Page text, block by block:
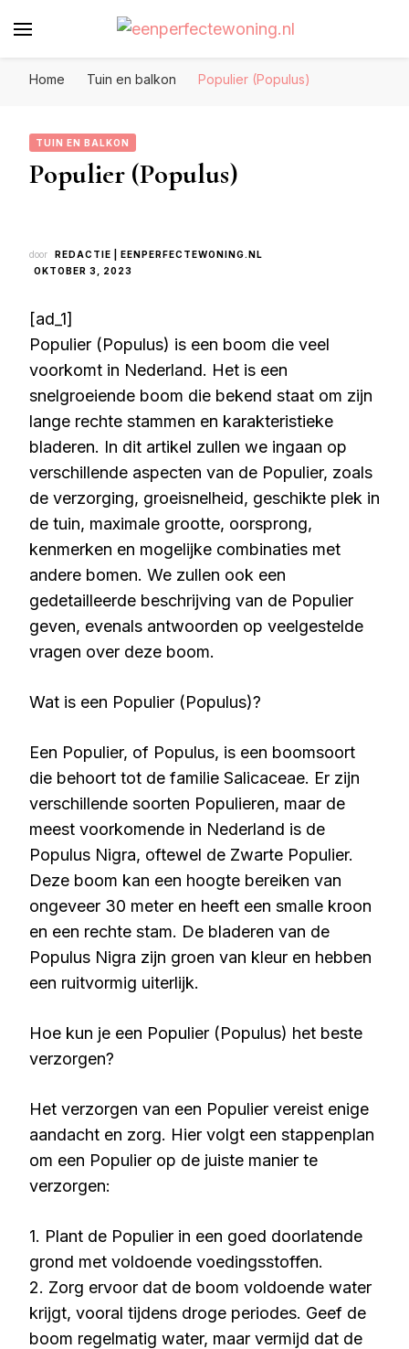
Home Tuin en balkon Populier (Populus)
TUIN EN BALKON
Populier (Populus)
door
REDACTIE | EENPERFECTEWONING.NL
OKTOBER 3, 2023
[ad_1]
Populier (Populus) is een boom die veel
voorkomt in Nederland. Het is een
snelgroeiende boom die bekend staat om zijn
lange rechte stammen en karakteristieke
bladeren. In dit artikel zullen we ingaan op
verschillende aspecten van de Populier, zoals
de verzorging, groeisnelheid, geschikte plek in
de tuin, maximale grootte, oorsprong,
kenmerken en mogelijke combinaties met
andere bomen. We zullen ook een
gedetailleerde beschrijving van de Populier
geven, evenals antwoorden op veelgestelde
vragen over deze boom.
Wat is een Populier (Populus)?
Een Populier, of Populus, is een boomsoort
die behoort tot de familie Salicaceae. Er zijn
verschillende soorten Populieren, maar de
meest voorkomende in Nederland is de
Populus Nigra, oftewel de Zwarte Populier.
Deze boom kan een hoogte bereiken van
ongeveer 30 meter en heeft een smalle kroon
en een rechte stam. De bladeren van de
Populus Nigra zijn groen van kleur en hebben
een ruitvormig uiterlijk.
Hoe kun je een Populier (Populus) het beste
verzorgen?
Het verzorgen van een Populier vereist enige
aandacht en zorg. Hier volgt een stappenplan
om een Populier op de juiste manier te
verzorgen:
1. Plant de Populier in een goed doorlatende
grond met voldoende voedingsstoffen.
2. Zorg ervoor dat de boom voldoende water
krijgt, vooral tijdens droge periodes. Geef de
boom regelmatig water, maar vermijd dat de